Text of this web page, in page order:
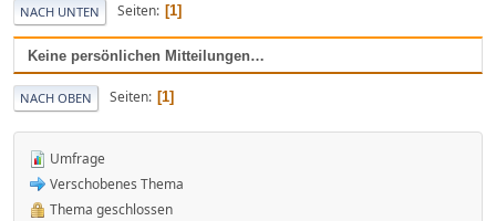
NACH UNTEN Seiten 1
Keine persönlichen Mitteilungen…
NACH OBEN Seiten 1
Umfrage
Verschobenes Thema
Thema geschlossen